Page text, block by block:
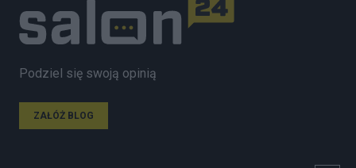
Podziel się swoją opinią
ZAŁÓŻ BLOG